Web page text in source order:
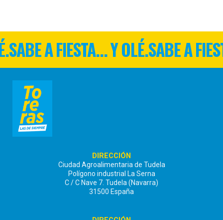
SABE A FIESTA... Y OLÉ.SABE A
DIRECCIÓN
Ciudad Agroalimentaria de Tudela
Polígono industrial La Serna
C / C Nave 7. Tudela (Navarra)
31500 España